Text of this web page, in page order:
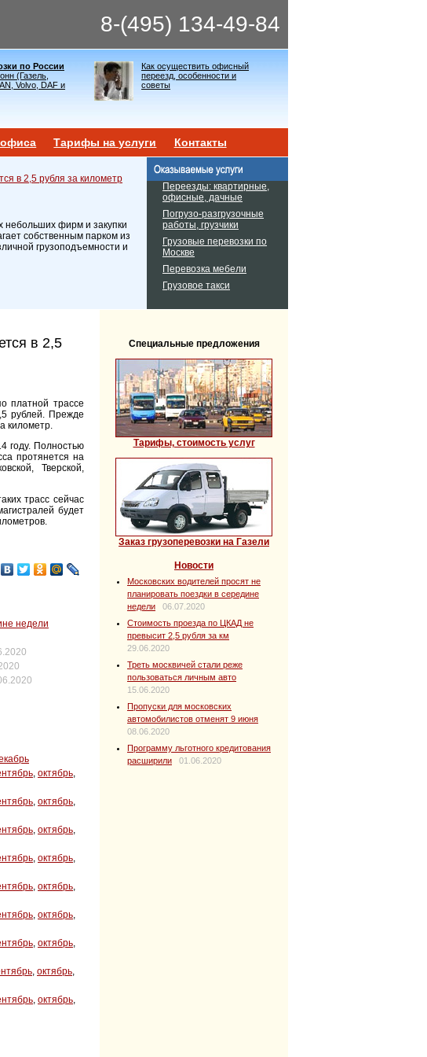
8-(495) 134-49-84
по России
(Газель,
Volvo, DAF и
Как осуществить офисный
переезд, особенности и
советы
Тарифы на услуги Контакты
в 2,5 рубля за километр
небольших фирм и закупки
собственным парком из
грузоподъемности и
Переезды: квартирные,
офисные, дачные
Погрузо-разгрузочные
работы, грузчики
Грузовые перевозки по
Москве
Перевозка мебели
Грузовое такси
в 2,5
платной трассе
рублей. Прежде
километр.
году. Полностью
протянется на
Тверской,
трасс сейчас
будет
недели
, октябрь,
, октябрь,
, октябрь,
, октябрь,
, октябрь,
, октябрь,
, октябрь,
, октябрь,
, октябрь,
Специальные предложения
Тарифы, стоимость услуг
Заказ грузоперевозки на Газели
Новости
Московских водителей просят не
планировать поездки в середине
недели
06.07.2020
Стоимость проезда по ЦКАД не
превысит 2,5 рубля за км
29.06.2020
Треть москвичей стали реже
пользоваться личным авто
15.06.2020
Пропуски для московских
автомобилистов отменят 9 июня
08.06.2020
Программу льготного кредитования
расширили
01.06.2020